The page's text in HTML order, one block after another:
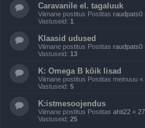
Caravanile el. tagaluuk
Viimane postitus Postitas raudpats0
Vastuseid: 1
Klaasid udused
Viimane postitus Postitas raudpats0
Vastuseid: 13
K: Omega B kõik lisad
Viimane postitus Postitas meinuuu «
Vastuseid: 5
K:istmesoojendus
Viimane postitus Postitas ahti22 «
Vastuseid: 25